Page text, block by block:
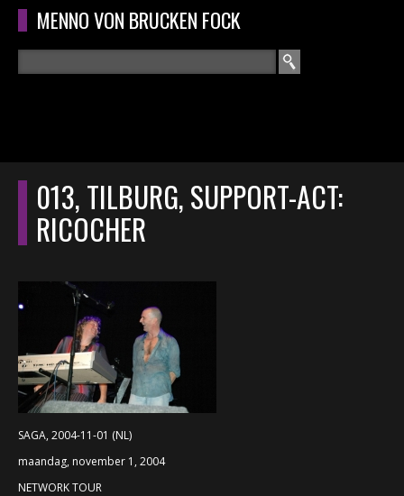
Overslaan en naar de algemene inhoud gaan
MENNO VON BRUCKEN FOCK
ZOEKVELD
HOOFDMENU HOME
CURRICULUM
CONCERTEN
CONCERTFOTO'S
013, TILBURG, SUPPORT-ACT:
RICOCHER
SAGA, 2004-11-01 (NL)
maandag, november 1, 2004
NETWORK TOUR